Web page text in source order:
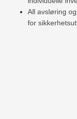
All avsløring
for